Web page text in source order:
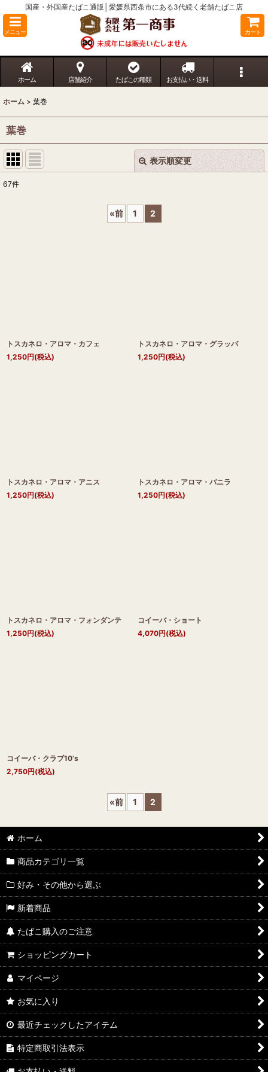
国産・外国産たばこ通販│愛媛県西条市にある3代続く老舗たばこ店
メニュー カート
ホーム 店舗紹介 たばこの種類 お支払い・送料
ホーム > 葉巻
葉巻
表示順変更 閉じる
67件
«前 1 2
トスカネロ・アロマ・カフェ
1,250円(税込)
トスカネロ・アロマ・グラッパ
1,250円(税込)
トスカネロ・アロマ・アニス
1,250円(税込)
トスカネロ・アロマ・バニラ
1,250円(税込)
トスカネロ・アロマ・フォンダンテ
1,250円(税込)
コイーバ・ショート
4,070円(税込)
コイーバ・クラブ10’s
2,750円(税込)
«前 1 2
ホーム
商品カテゴリ一覧
好み・その他から選ぶ
新着商品
たばこ購入のご注意
ショッピングカート
マイページ
お気に入り
最近チェックしたアイテム
特定商取引法表示